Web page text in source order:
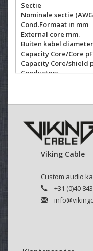
Sectie
Nominale sectie
Cond.Formaat in mm
External core mm.
Buiten kabel
Capacity Core/Core
Capacity Core/shield
Conductors
Buiten sheat
Verkrijgbaar sheat
Max rated Voltage
Werkbare
Viking Cable
Custom audio
+31 (0)40